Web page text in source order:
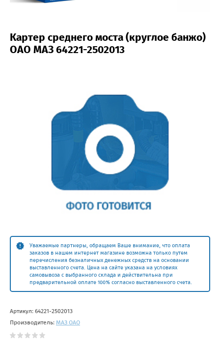
Картер среднего моста (круглое банжо)
ОАО МАЗ 64221-2502013
Уважаемые партнеры, обращаем Ваше внимание, что оплата
заказов в нашем интернет магазине возможна только путем
перечисления безналичных денежных средств на основании
выставленного счета. Цена на сайте указана на условиях
самовывоза с выбранного склада и действительна при
предварительной оплате 100% согласно выставленного счета.
Артикул: 64221-2502013
Производитель: МАЗ ОАО